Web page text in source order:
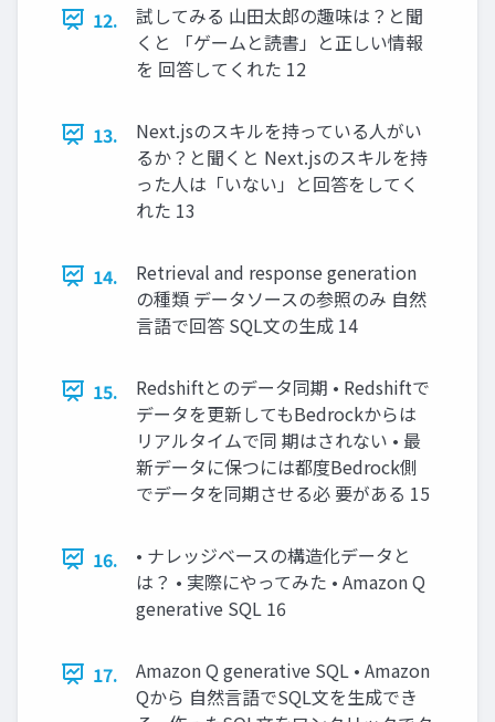
12.
試してみる 山田太郎の趣味は？と聞
くと 「ゲームと読書」と正しい情報
を 回答してくれた 12
13.
Next.jsのスキルを持っている人がい
るか？と聞くと Next.jsのスキルを持
った人は「いない」と回答をしてく
れた 13
14.
Retrieval and response generation
の種類 データソースの参照のみ 自然
言語で回答 SQL文の生成 14
15.
Redshiftとのデータ同期 • Redshiftで
データを更新してもBedrockからは
リアルタイムで同 期はされない • 最
新データに保つには都度Bedrock側
でデータを同期させる必 要がある 15
16.
• ナレッジベースの構造化データと
は？ • 実際にやってみた • Amazon Q
generative SQL 16
17.
Amazon Q generative SQL • Amazon
Qから 自然言語でSQL文を生成でき